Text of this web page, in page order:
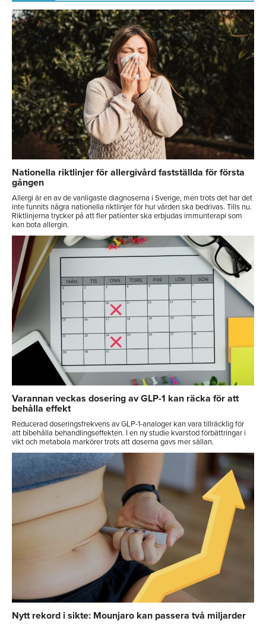
Nationella riktlinjer för allergivård fastställda för första
gången
Allergi är en av de vanligaste diagnoserna i Sverige, men trots det har det
inte funnits några nationella riktlinjer för hur vården ska bedrivas. Tills nu.
Riktlinjerna trycker på att fler patienter ska erbjudas immunterapi som
kan bota allergin.
Varannan veckas dosering av GLP-1 kan räcka för att
behålla effekt
Reducerad doseringsfrekvens av GLP-1-analoger kan vara tillräcklig för
att bibehålla behandlingseffekten. I en ny studie kvarstod förbättringar i
vikt och metabola markörer trots att doserna gavs mer sällan.
Nytt rekord i sikte: Mounjaro kan passera två miljarder